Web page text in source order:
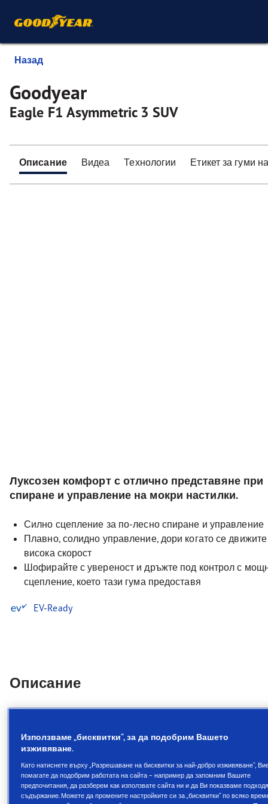
Назад
Goodyear
Eagle F1 Asymmetric 3 SUV
Описание Видеа Технологии Етикет за гуми
Луксозен комфорт с отлично представяне при
спиране и управление на мокри настилки.
Силно сцепление за по-лесно спиране и управление
Плавно, солидно управление, дори когато се
висока скорост
Шофирайте с увереност и дръжте под контрол с
сцепление, което тази гума предоставя
EV-Ready
Описание
представяне при спиране и
управление на мокри
настилки.
Луксозен комфорт с отлично представяне при
Използваме „бисквитки“, за да подобрим Вашето
изживяване.
Като натиснете върху „Разрешаване на бисквитки за най-добро изживяване“,
помагате да подобрим работата на сайта – например да запомним Вашите
предпочитания, да разберем как използвате сайта ни и да Ви показваме
съдържание. Можете да промените настройките си за „бисквитки“ по всяко